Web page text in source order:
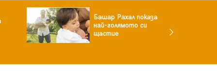
Башар Рахал показа
най-голямото си
щастие